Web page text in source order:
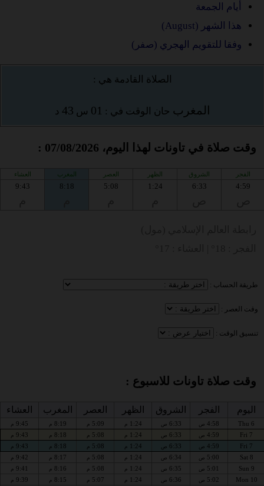
أيام الجمعة
هذا الشهر (August)
وفقا للتقويم الهجري (صفر)
الصلاة القادمة هي :
المغربحان الوقت في : 01س 43د
وقت صلاة في تاونات لهذا اليوم، 07/08/2026 :
الفجر الشروق الظهر العصر المغرب العشاء
4:59
6:33
1:24
5:08
8:18
9:43
طريقة الحساب :
وقت العصر :
تنسيق الوقت :
وقت صلاة تاونات للاسبوع :
اليوم الفجر الشروق الظهر العصر المغرب العشاء
Thu 6
4:58 ص 6:33 ص 1:24 م 5:09 م 8:19 م 9:45 م
Fri 7
4:59 ص 6:33 ص 1:24 م 5:08 م 8:18 م 9:43 م
Fri 7
4:59 ص 6:33 ص 1:24 م 5:08 م 8:18 م 9:43 م
Sat 8
5:00 ص 6:34 ص 1:24 م 5:08 م 8:17 م 9:42 م
Sun 9
5:01 ص 6:35 ص 1:24 م 5:08 م 8:16 م 9:41 م
Mon 10
5:02 ص 6:36 ص 1:24 م 5:07 م 8:15 م 9:39 م